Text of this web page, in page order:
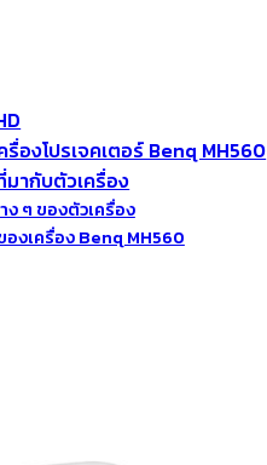
งโปรเจคเตอร์ Benq MH560
ากับตัวเครื่อง
ง ๆ ของตัวเครื่อง
องเครื่อง Benq MH560